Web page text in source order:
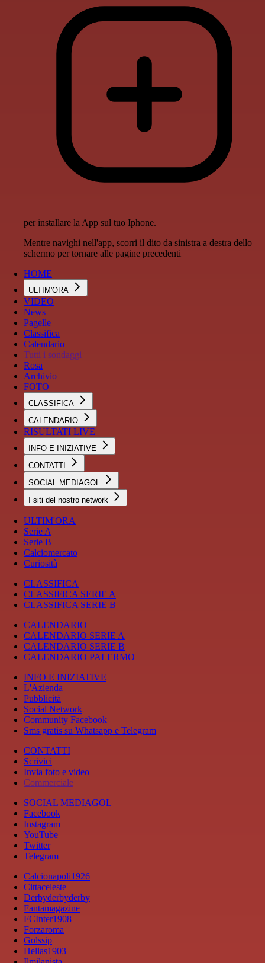
per installare la App sul tuo Iphone.
Mentre navighi nell'app, scorri il dito da sinistra a destra dello
schermo per tornare alle pagine precedenti
HOME
ULTIM'ORA
VIDEO
News
Pagelle
Classifica
Calendario
Tutti i sondaggi
Rosa
Archivio
FOTO
CLASSIFICA
CALENDARIO
RISULTATI LIVE
INFO E INIZIATIVE
CONTATTI
SOCIAL MEDIAGOL
I siti del nostro network
ULTIM'ORA
Serie A
Serie B
Calciomercato
Curiosità
CLASSIFICA
CLASSIFICA SERIE A
CLASSIFICA SERIE B
CALENDARIO
CALENDARIO SERIE A
CALENDARIO SERIE B
CALENDARIO PALERMO
INFO E INIZIATIVE
L'Azienda
Pubblicità
Social Network
Community Facebook
Sms gratis su Whatsapp e Telegram
CONTATTI
Scrivici
Invia foto e video
Commerciale
SOCIAL MEDIAGOL
Facebook
Instagram
YouTube
Twitter
Telegram
Calcionapoli1926
Cittaceleste
Derbyderbyderby
Fantamagazine
FCInter1908
Forzaroma
Golssip
Hellas1903